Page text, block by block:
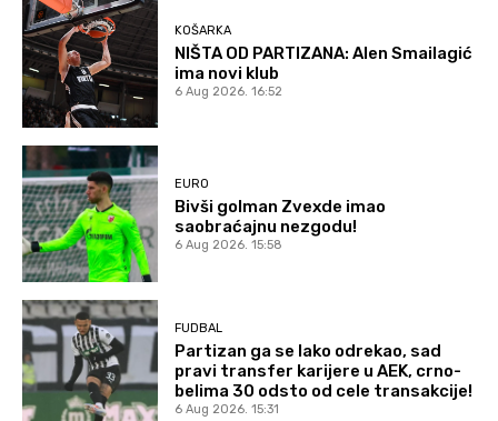
KOŠARKA
NIŠTA OD PARTIZANA: Alen Smailagić
ima novi klub
6 Aug 2026. 16:52
EURO
Bivši golman Zvexde imao
saobraćajnu nezgodu!
6 Aug 2026. 15:58
FUDBAL
Partizan ga se lako odrekao, sad
pravi transfer karijere u AEK, crno-
belima 30 odsto od cele transakcije!
6 Aug 2026. 15:31